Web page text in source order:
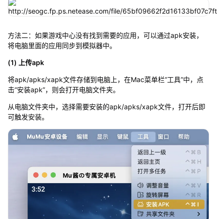
方法二：如果游戏中心没有找到需要的应用，可以通过apk安装，
将电脑里面的应用同步到模拟器中。
(1) 上传apk
将apk/apks/xapk文件存储到电脑上，在Mac菜单栏“工具”中，点
击“安装apk”，则会打开电脑文件夹。
从电脑文件夹中，选择需要安装的apk/apks/xapk文件，打开后即
可触发安装。